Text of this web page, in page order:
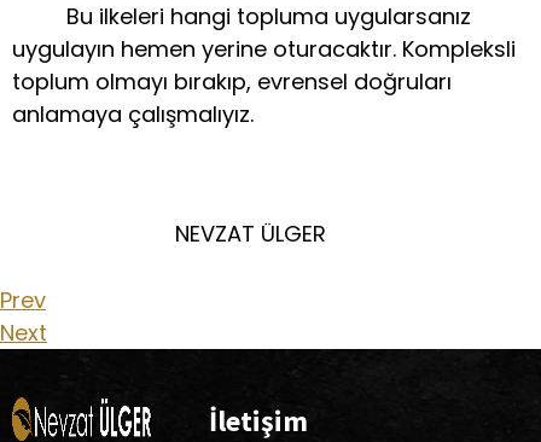
Bu ilkeleri hangi topluma uygularsanız
uygulayın hemen yerine oturacaktır. Kompleksli
toplum olmayı bırakıp, evrensel doğruları
anlamaya çalışmalıyız.
NEVZAT ÜLGER
Prev
Next
İletişim